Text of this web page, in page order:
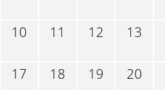
10 11 12 13
17 18 19 20